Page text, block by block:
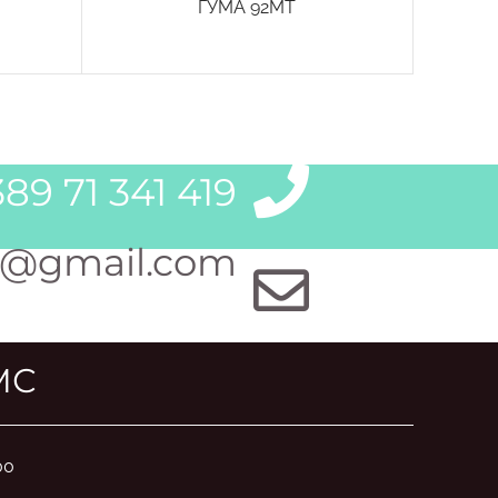
ГУМА 92MT
71 341 419